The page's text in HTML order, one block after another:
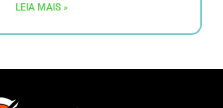
LEIA MAIS »